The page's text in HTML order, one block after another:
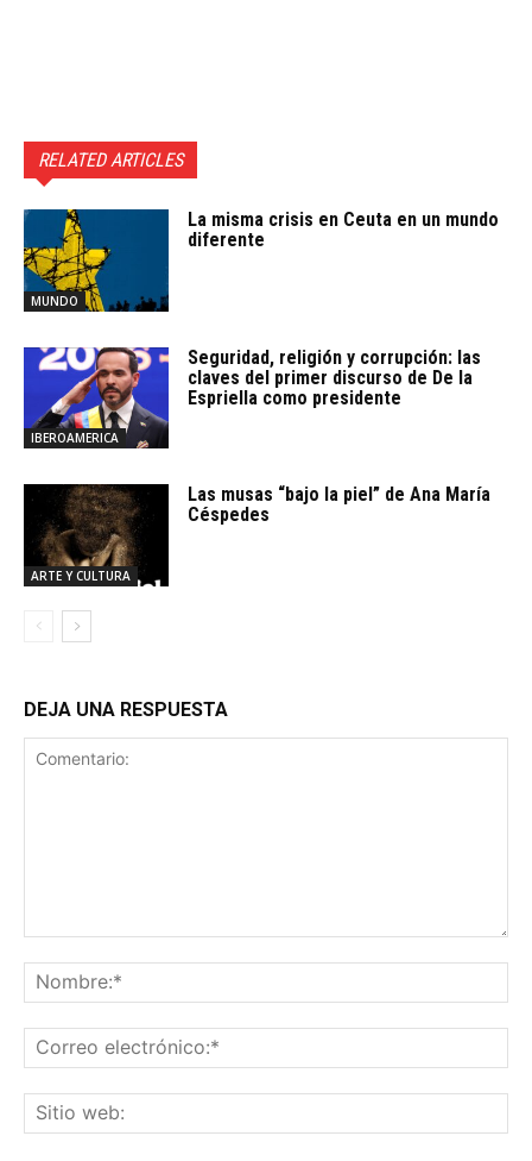
RELATED ARTICLES
MUNDO
La misma crisis en Ceuta en un mundo
diferente
IBEROAMERICA
Seguridad, religión y corrupción: las
claves del primer discurso de De la
Espriella como presidente
ARTE Y CULTURA
Las musas “bajo la piel” de Ana María
Céspedes
DEJA UNA RESPUESTA